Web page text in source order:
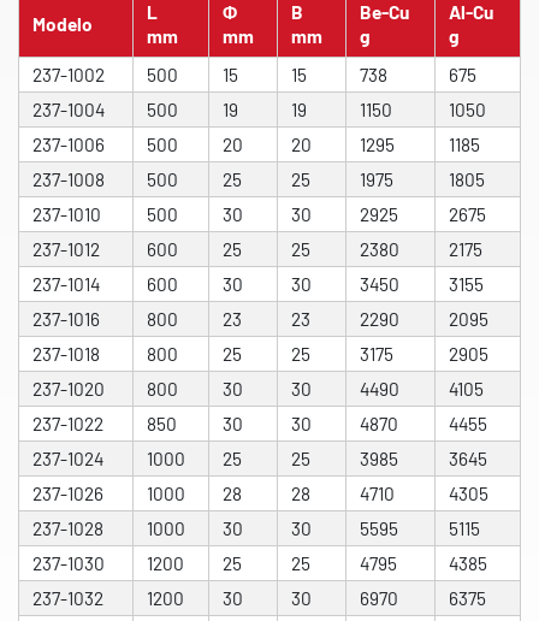
Modelo
L
mm
Φ
mm
B
mm
Be-Cu
g
Al-Cu
g
237-1002
500 15 15 738
675
237-1004
500 19 19 1150
1050
237-1006
500 20 20 1295
1185
237-1008
500 25 25 1975
1805
237-1010
500 30 30 2925
2675
237-1012
600 25 25 2380
2175
237-1014
600 30 30 3450
3155
237-1016
800 23 23 2290
2095
237-1018
800 25 25 3175
2905
237-1020
800 30 30 4490
4105
237-1022
850 30 30 4870
4455
237-1024
1000 25 25 3985
3645
237-1026
1000 28 28 4710
4305
237-1028
1000 30 30 5595
5115
237-1030
1200 25 25 4795
4385
237-1032
1200 30 30 6970
6375